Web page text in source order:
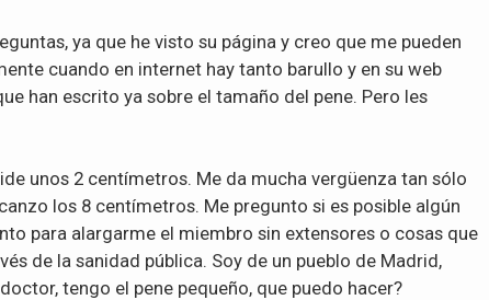
ya que he visto su página y creo que me pueden
cuando en internet hay tanto barullo y en su web
han escrito ya sobre el tamaño del pene. Pero les
unos 2 centímetros. Me da mucha vergüenza tan sólo
los 8 centímetros. Me pregunto si es posible algún
para alargarme el miembro sin extensores o cosas que
de la sanidad pública. Soy de un pueblo de Madrid,
tengo el pene pequeño, que puedo hacer?